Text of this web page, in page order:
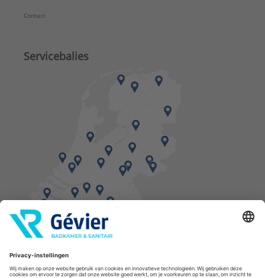
Contact
Servicebalies
Vind een balie in de buurt
* Bestellingen geplaatst in het weekend worden, mits voorradig, dinsdag geleverd.